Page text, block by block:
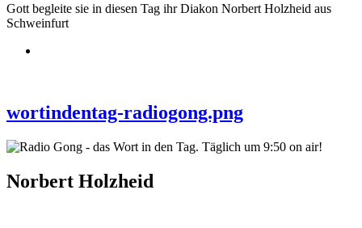
Gott begleite sie in diesen Tag ihr Diakon Norbert Holzheid aus
Schweinfurt
wortindentag-radiogong.png
Norbert Holzheid